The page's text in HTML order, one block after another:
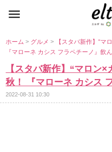
ホーム> グルメ>
【スタバ新作】“マ
『マローネ カシス フラペチーノ』飲
【スタバ新作】“マロン
秋！ 『マローネ カシス
2022-08-31 10:30